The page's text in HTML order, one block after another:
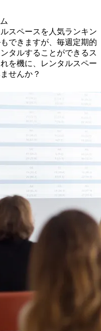
スペースを人気ランキン
できますが、毎週定期的
タルすることができるス
を機に、レンタルスペー
せんか？